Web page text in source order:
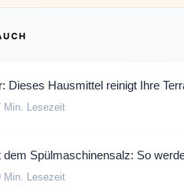
Dieses Hausmittel reinigt Ihre
Min. Lesezeit
dem Spülmaschinensalz: So
Min. Lesezeit